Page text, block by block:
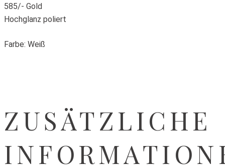
585/- Gold
Hochglanz poliert
Farbe: Weiß
ZUSÄTZLICHE